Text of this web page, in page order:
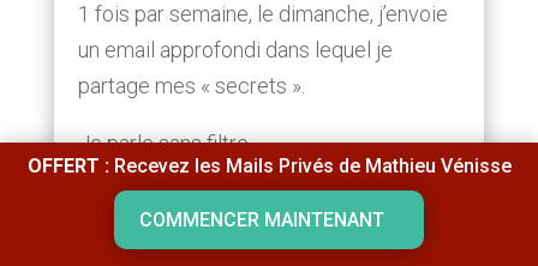
1 fois par semaine, le dimanche, j’envoie
un email approfondi dans lequel je
partage mes « secrets ».
Je parle sans filtre.
Je ne cache rien.
OFFERT :Recevez les Mails Privés de Mathieu Vénisse
COMMENCER MAINTENANT